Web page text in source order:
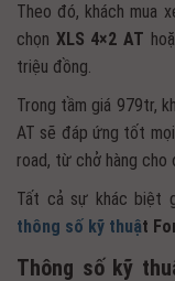
Theo đó, khách mua
chọn XLS 4×2 AT
triệu đồng.
Trong tầm giá 979tr,
AT sẽ đáp ứng tốt
road, từ chở hàng cho
Tất cả sự khác biệt
thông số kỹ thuật
Thông số kỹ